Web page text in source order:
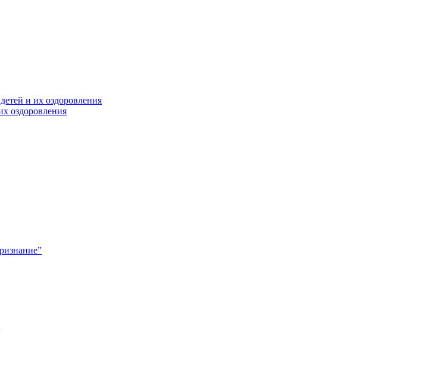
и их оздоровления
оздоровления